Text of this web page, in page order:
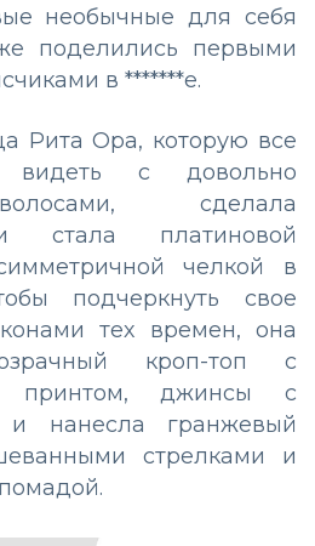
необычные для себя
поделились первыми
в *******е.
Рита Ора, которую все
с довольно
сделала
стала платиновой
челкой в
подчеркнуть свое
тех времен, она
кроп-топ с
принтом, джинсы с
и нанесла гранжевый
стрелками и